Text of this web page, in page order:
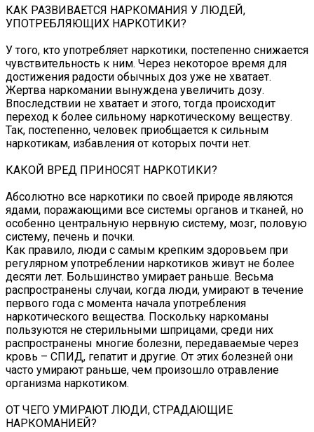
КАК РАЗВИВАЕТСЯ НАРКОМАНИЯ У ЛЮДЕЙ,
УПОТРЕБЛЯЮЩИХ НАРКОТИКИ?
У того, кто употребляет наркотики, постепенно снижается
чувствительность к ним. Через некоторое время для
достижения радости обычных доз уже не хватает.
Жертва наркомании вынуждена увеличить дозу.
Впоследствии не хватает и этого, тогда происходит
переход к более сильному наркотическому веществу.
Так, постепенно, человек приобщается к сильным
наркотикам, избавления от которых почти нет.
КАКОЙ ВРЕД ПРИНОСЯТ НАРКОТИКИ?
Абсолютно все наркотики по своей природе являются
ядами, поражающими все системы органов и тканей, но
особенно центральную нервную систему, мозг, половую
систему, печень и почки.
Как правило, люди с самым крепким здоровьем при
регулярном употреблении наркотиков живут не более
десяти лет. Большинство умирает раньше. Весьма
распространены случаи, когда люди, умирают в течение
первого года с момента начала употребления
наркотического вещества. Поскольку наркоманы
пользуются не стерильными шприцами, среди них
распространены многие болезни, передаваемые через
кровь – СПИД, гепатит и другие. От этих болезней они
часто умирают раньше, чем произошло отравление
организма наркотиком.
ОТ ЧЕГО УМИРАЮТ ЛЮДИ, СТРАДАЮЩИЕ
НАРКОМАНИЕЙ?